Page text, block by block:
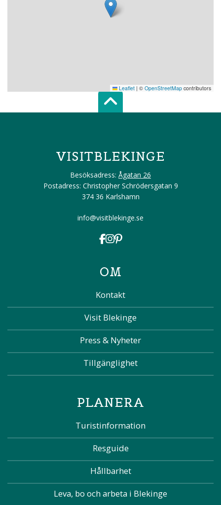
Leaflet | © OpenStreetMap contributors
Scroll top of
VISITBLEKINGE
Besöksadress: Ågatan 26
Postadress: Christopher Schrödersgatan 9
374 36 Karlshamn
info@visitblekinge.se
OM
Kontakt
Visit Blekinge
Press & Nyheter
Tillgänglighet
PLANERA
Turistinformation
Resguide
Hållbarhet
Leva, bo och arbeta i Blekinge